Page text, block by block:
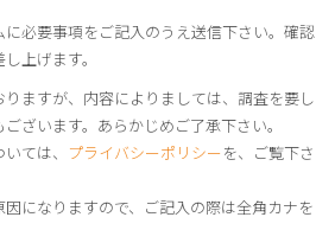
必要事項をご記入のうえ送信下さい。確認
上げます。
ますが、内容によりましては、調査を要し
ざいます。あらかじめご了承下さい。
ては、 プライバシーポリシーを、ご覧下さ
になりますので、ご記入の際は全角カナを